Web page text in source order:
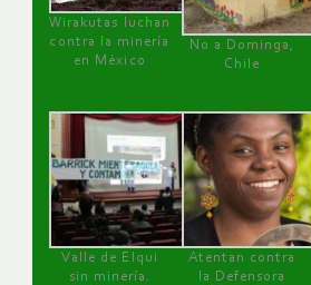
Wirakutas luchan
contra la minería
en México
No a Dominga,
Chile
Valle de Elqui
sin minería.
Atentan contra
la Defensora